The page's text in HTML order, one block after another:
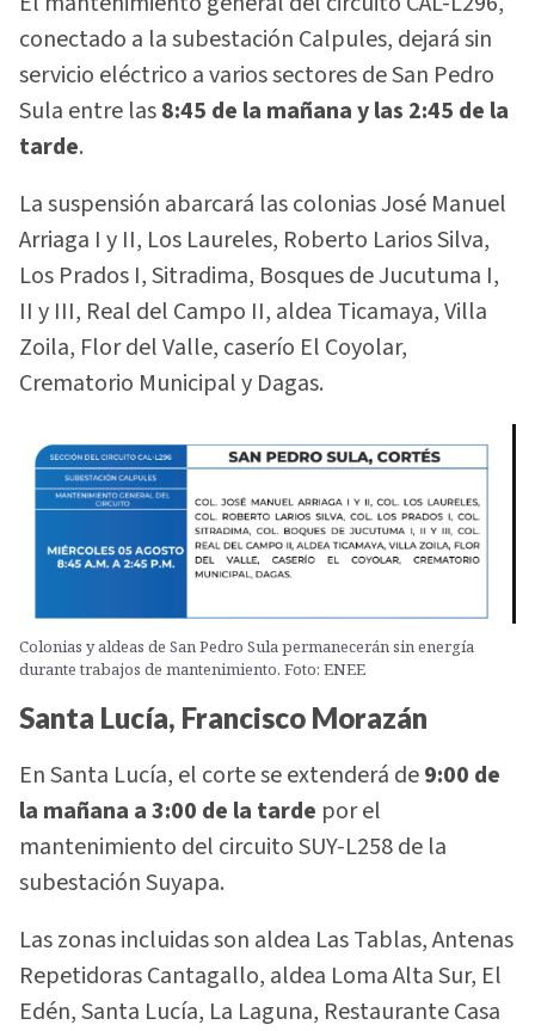
conectado a la subestación Calpules, dejará sin
servicio eléctrico a varios sectores de San Pedro
Sula entre las8:45 de la mañana y las 2:45 de la
tarde.
La suspensión abarcará las colonias José Manuel
Arriaga I y II, Los Laureles, Roberto Larios Silva,
Los Prados I, Sitradima, Bosques de Jucutuma I,
II y III, Real del Campo II, aldea Ticamaya, Villa
Zoila, Flor del Valle, caserío El Coyolar,
Crematorio Municipal y Dagas.
Colonias y aldeas de San Pedro Sula permanecerán sin energía
durante trabajos de mantenimiento. Foto: ENEE
Santa Lucía, Francisco Morazán
En Santa Lucía, el corte se extenderá de9:00 de
la mañana a 3:00 de la tarde por el
mantenimiento del circuito SUY-L258 de la
subestación Suyapa.
Las zonas incluidas son aldea Las Tablas, Antenas
Repetidoras Cantagallo, aldea Loma Alta Sur, El
Edén, Santa Lucía, La Laguna, Restaurante Casa